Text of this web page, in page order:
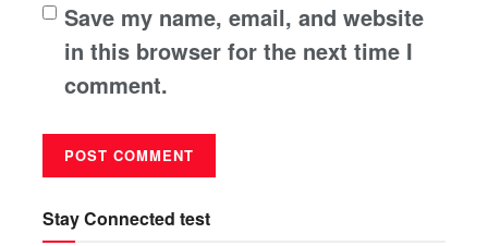
Save my name, email, and website
in this browser for the next time I
comment.
Stay Connected test